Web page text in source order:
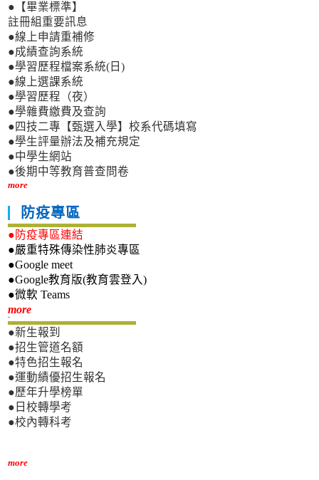
●【畢業標準】
註冊組重要訊息
●線上申請重補修
●成績查詢系統
●學習歷程檔案系統(日)
●線上選課系統
●學習歷程（夜）
●學雜費繳費及查詢
●四技二專【甄選入學】校系代碼填寫
●學生評量辦法及補充規定
●中學生網站
●後期中等教育普查問卷
more
防疫專區
●防疫專區連結
●嚴重特殊傳染性肺炎專區
●Google meet
●Google教育版(教育雲登入)
●微軟 Teams
more新生專區
●新生報到
●招生管道名額
●特色招生報名
●運動績優招生報名
●歷年升學榜單
●日校轉學考
●校內轉科考
more